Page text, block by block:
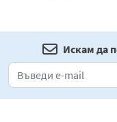
Искам да